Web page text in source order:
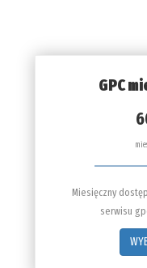
GPC
Miesięczny
serwisu